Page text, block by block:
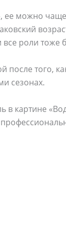
ее можно
все роли
после того,
сезонах.
в картине